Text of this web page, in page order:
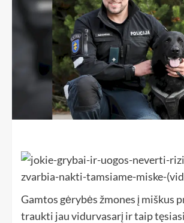
Gamtos gėrybės žmones į miškus
traukti jau vidurvasarį ir taip